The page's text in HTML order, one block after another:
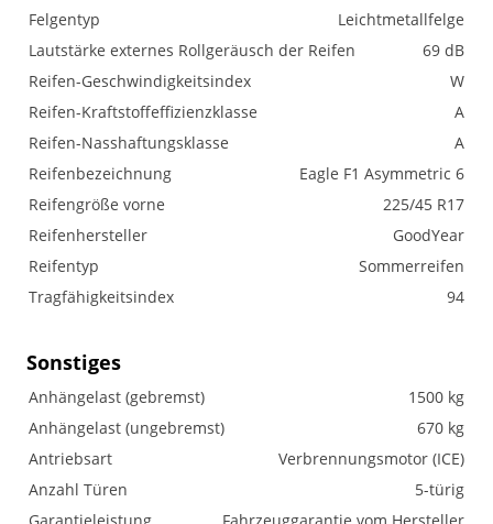
Felgentyp
Leichtmetallfelge
Lautstärke externes Rollgeräusch der Reifen
69 dB
Reifen-Geschwindigkeitsindex
W
Reifen-Kraftstoffeffizienzklasse
A
Reifen-Nasshaftungsklasse
A
Reifenbezeichnung
Eagle F1 Asymmetric 6
Reifengröße vorne
225/45 R17
Reifenhersteller
GoodYear
Reifentyp
Sommerreifen
Tragfähigkeitsindex
94
Sonstiges
Anhängelast (gebremst)
1500 kg
Anhängelast (ungebremst)
670 kg
Antriebsart
Verbrennungsmotor (ICE)
Anzahl Türen
5-türig